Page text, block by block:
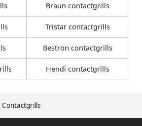
Contactgrills
Braun contactgrills
Tristar contactgrills
Bestron contactgrills
Hendi contactgrills